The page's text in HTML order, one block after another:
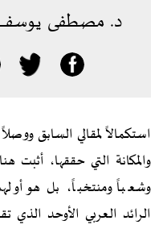
د. مصطفى يوسف
استكمالاً لمقالي السابق
والمكانة التي حققها، أثبت
وشعباً ومنتخباً، بل هو
الرائد العربي الأوحد